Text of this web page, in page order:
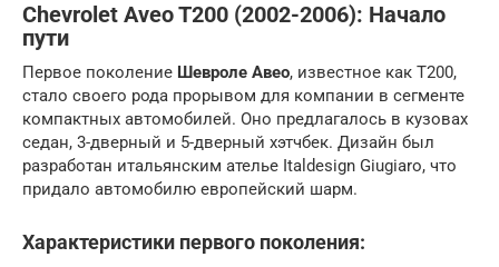
Chevrolet Aveo T200 (2002-2006): Начало
пути
Первое поколение Шевроле Авео, известное как T200,
стало своего рода прорывом для компании в сегменте
компактных автомобилей. Оно предлагалось в кузовах
седан, 3-дверный и 5-дверный хэтчбек. Дизайн был
разработан итальянским ателье Italdesign Giugiaro, что
придало автомобилю европейский шарм.
Характеристики первого поколения: